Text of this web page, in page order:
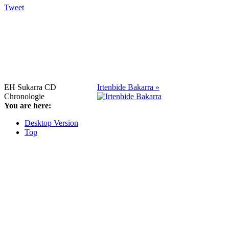
Tweet
EH Sukarra CD
Chronologie
Irtenbide Bakarra »
You are here:
Desktop Version
Top